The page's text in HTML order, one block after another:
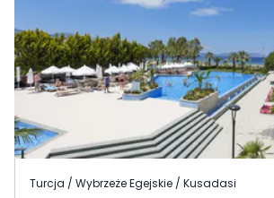
Turcja / Wybrzeże Egejskie / Kusadasi